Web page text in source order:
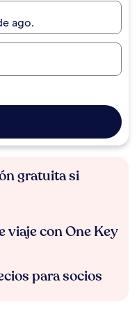
ago.
gratuita si
viaje con One Key
para socios